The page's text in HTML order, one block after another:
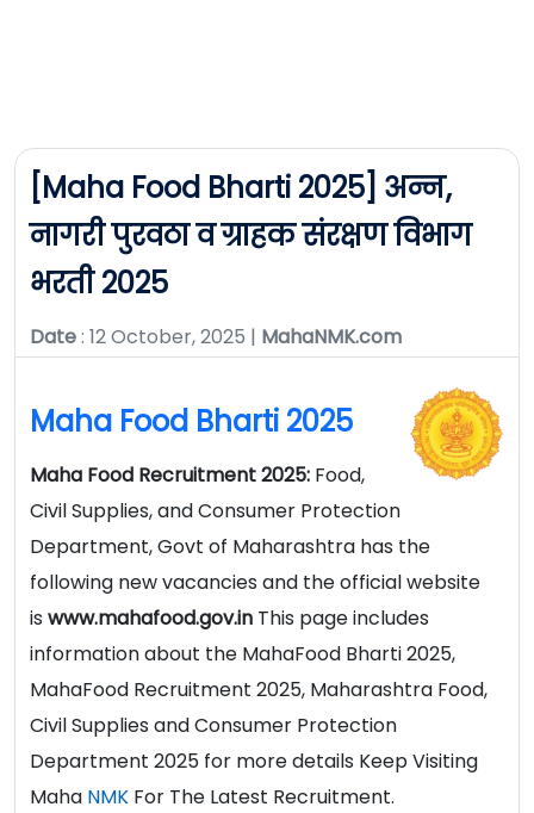
[Maha Food Bharti 2025] अन्न,
नागरी पुरवठा व ग्राहक संरक्षण विभाग
भरती 2025
Date: 12 October, 2025 | MahaNMK.com
Maha Food Bharti 2025
Maha Food Recruitment 2025: Food,
Civil Supplies, and Consumer Protection
Department, Govt of Maharashtra has the
following new vacancies and the official website
is www.mahafood.gov.in This page includes
information about the MahaFood Bharti 2025,
MahaFood Recruitment 2025, Maharashtra Food,
Civil Supplies and Consumer Protection
Department 2025 for more details Keep Visiting
Maha NMK For The Latest Recruitment.